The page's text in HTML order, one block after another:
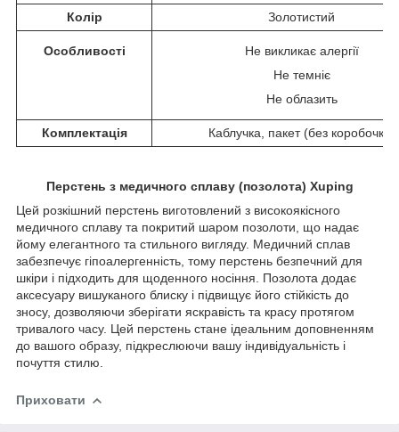
Колір Золотистий
Особливості
Не викликає алергії
Не темніє
Не облазить
Комплектація Каблучка, пакет (без коробочки)
Перстень з медичного сплаву (позолота) Xuping
Цей розкішний перстень виготовлений з високоякісного
медичного сплаву та покритий шаром позолоти, що надає
йому елегантного та стильного вигляду. Медичний сплав
забезпечує гіпоалергенність, тому перстень безпечний для
шкіри і підходить для щоденного носіння. Позолота додає
аксесуару вишуканого блиску і підвищує його стійкість до
зносу, дозволяючи зберігати яскравість та красу протягом
тривалого часу. Цей перстень стане ідеальним доповненням
до вашого образу, підкреслюючи вашу індивідуальність і
почуття стилю.
Приховати